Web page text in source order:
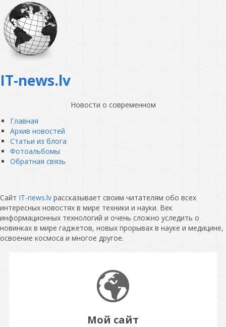
IT-news.lv
Новости о современном
Главная
Архив новостей
Статьи из блога
Фотоальбомы
Обратная связь
Сайт IT-news.lv рассказывает своим читателям обо всех
интересных новостях в мире техники и науки. Век
информационных технологий и очень сложно уследить о
новинках в мире гаджетов, новых прорывах в науке и медицине,
освоение космоса и многое другое.
Мой сайт